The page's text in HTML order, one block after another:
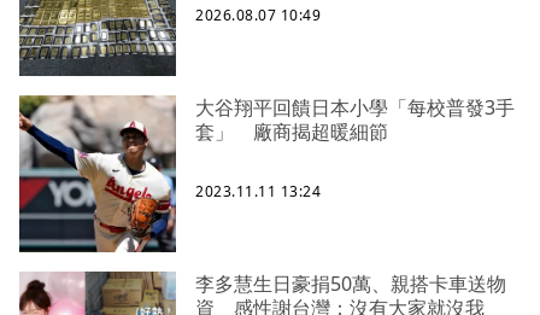
2026.08.07 10:49
大谷翔平回饋日本小學「每校普發3手
套」 廠商揭超暖細節
2023.11.11 13:24
李多慧生日豪捐50萬、親搭卡車送物
資 感性謝台灣：沒有大家就沒我